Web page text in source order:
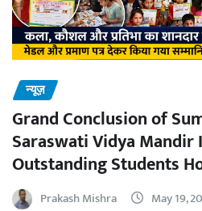
न्यूज़
Grand Conclusion of
Saraswati Vidya Mandir
Outstanding Students
Prakash Mishra May 19,